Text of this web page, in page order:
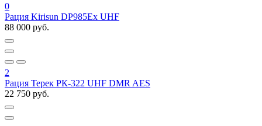
0
Рация Kirisun DP985Ex UHF
88 000 руб.
2
Рация Терек РК-322 UHF DMR AES
22 750 руб.